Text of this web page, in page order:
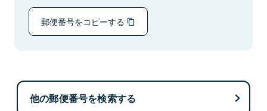
郵便番号をコピーする
他の郵便番号を検索する